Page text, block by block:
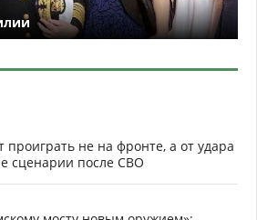
проиграть не на фронте, а от удара
сценарии после СВО